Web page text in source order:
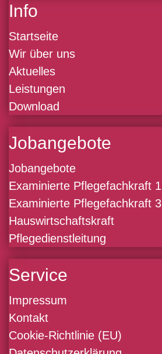
Info
Startseite
Wir über uns
Aktuelles
Leistungen
Download
Jobangebote
Jobangebote
Examinierte Pflegefachkraft 1
Examinierte Pflegefachkraft 3
Hauswirtschaftskraft
Pflegedienstleitung
Service
Impressum
Kontakt
Cookie-Richtlinie (EU)